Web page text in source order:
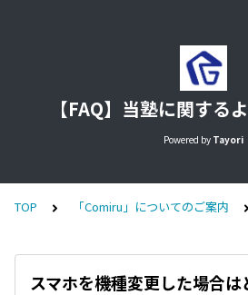
【FAQ】当塾に関する
Powered by Tayori
TOP 「Comiru」についてのご案内
スマホを機種変更した場合